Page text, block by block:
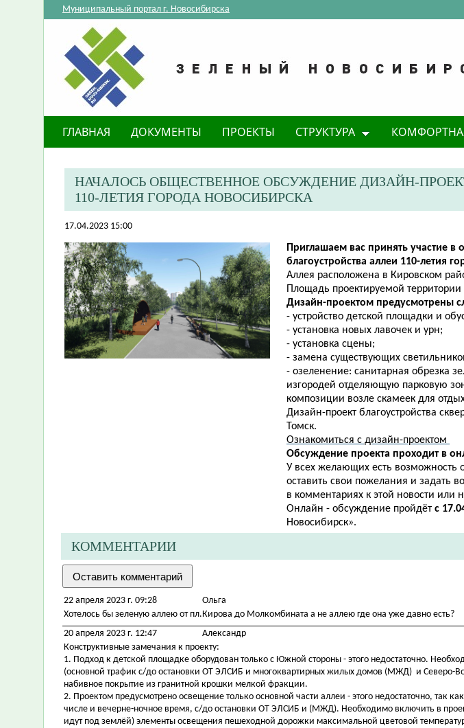
Муниципальный портал г. Новосибирска
ГЛАВНАЯ ДОКУМЕНТЫ ПРОЕКТЫ СТРУКТУРА
НАЧАЛОСЬ ОБЩЕСТВЕННОЕ ОБСУЖДЕНИЕ ДИЗАЙН-
110-ЛЕТИЯ ГОРОДА НОВОСИБИРСКА
17.04.2023 15:00
Приглашаем вас принять участие
благоустройства аллеи 110-летия
Аллея расположена в Кировском
Площадь проектируемой территории
Дизайн-проектом предусмотрены
- устройство детской площадки и
- установка новых лавочек и урн;
- установка сцены;
- замена существующих
- озеленение: санитарная обрезка
изгородей отделяющую парковую
композиции возле скамеек для
Дизайн-проект благоустройства
Томск.
Ознакомиться с дизайн-проектом
Обсуждение проекта проходит в
У всех желающих есть возможность
оставить свои пожелания и задать
в комментариях к этой новости или
Онлайн - обсуждение пройдёт с
Новосибирск».
КОММЕНТАРИИ
22 апреля 2023 г. 09:28
Ольга
Хотелось бы зеленую аллею от пл.Кирова до Молкомбината а не аллею где она уже давно есть?
20 апреля 2023 г. 12:47
Александр
Конструктивные замечания к проекту:
1. Подход к детской площадке оборудован только с Южной стороны - этого недостаточно.
(основной трафик с/до остановки ОТ ЭЛСИБ и многоквартирных жилых домов (МЖД) и Северо-
набивное покрытие из гранитной крошки мелкой фракции.
2. Проектом предусмотрено освещение только основной части аллеи - этого недостаточно, так
числе и вечерне-ночное время, с/до остановки ОТ ЭЛСИБ и (МЖД). Необходимо включить в
идут под землёй) элементы освещения пешеходной дорожки максимальной цветовой